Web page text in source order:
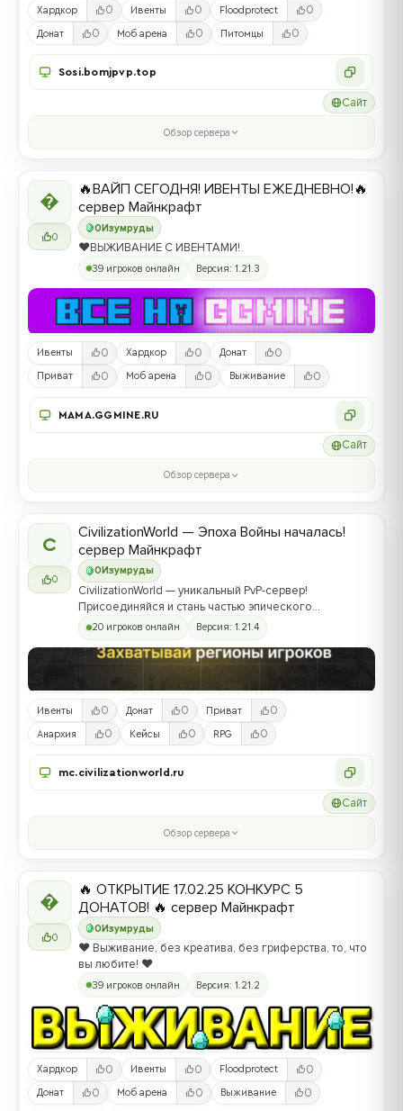
Хардкор 0 Ивенты 0 Floodprotect 0
Донат 0 Моб арена 0 Питомцы 0
Sosi.bomjpvp.top
Сайт
Обзор сервера

0
0Изумруды
🔥ВАЙП СЕГОДНЯ! ИВЕНТЫ ЕЖЕДНЕВНО!🔥
сервер Майнкрафт
❤️ВЫЖИВАНИЕ С ИВЕНТАМИ!
39 игроков онлайн Версия: 1.21.3
Ивенты 0 Хардкор 0 Донат 0
Приват 0 Моб арена 0 Выживание 0
MAMA.GGMINE.RU
Сайт
Обзор сервера
C
0
0 Изумруды
CivilizationWorld — Эпоха Войны началась!
сервер Майнкрафт
CivilizationWorld — уникальный PvP-сервер!
Присоединяйся и стань частью эпического
противостояния между Альвами и Йотунами!
20 игроков онлайн Версия: 1.21.4
Ивенты 0 Донат 0 Приват 0
Анархия 0 Кейсы 0 RPG 0
mc.civilizationworld.ru
Сайт
Обзор сервера

0
0Изумруды
🔥 ОТКРЫТИЕ 17.02.25 КОНКУРС 5
ДОНАТОВ! 🔥 сервер Майнкрафт
❤️ Выживание, без креатива, без гриферства, то, что
вы любите! ❤️
39 игроков онлайн Версия: 1.21.2
Хардкор 0 Ивенты 0 Floodprotect 0
Донат 0 Моб арена 0 Выживание 0